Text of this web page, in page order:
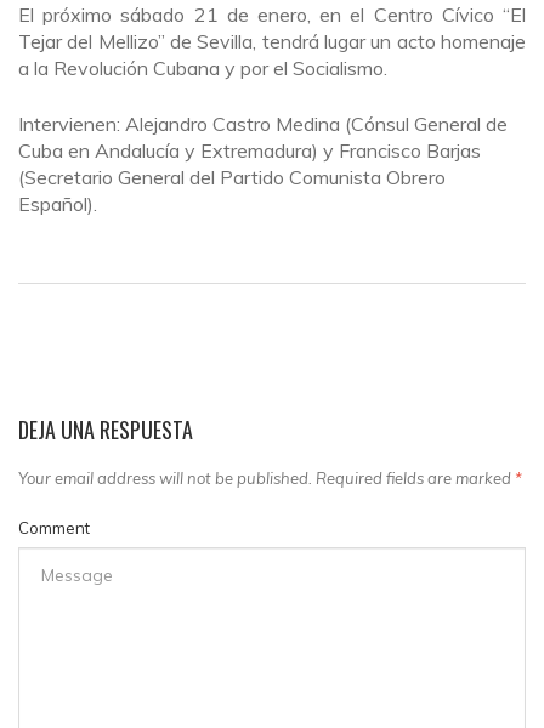
El próximo sábado 21 de enero, en el Centro Cívico “El
Tejar del Mellizo” de Sevilla, tendrá lugar un acto homenaje
a la Revolución Cubana y por el Socialismo.
Intervienen: Alejandro Castro Medina (Cónsul General de
Cuba en Andalucía y Extremadura) y Francisco Barjas
(Secretario General del Partido Comunista Obrero
Español).
DEJA UNA RESPUESTA
Your email address will not be published. Required fields are marked *
Comment